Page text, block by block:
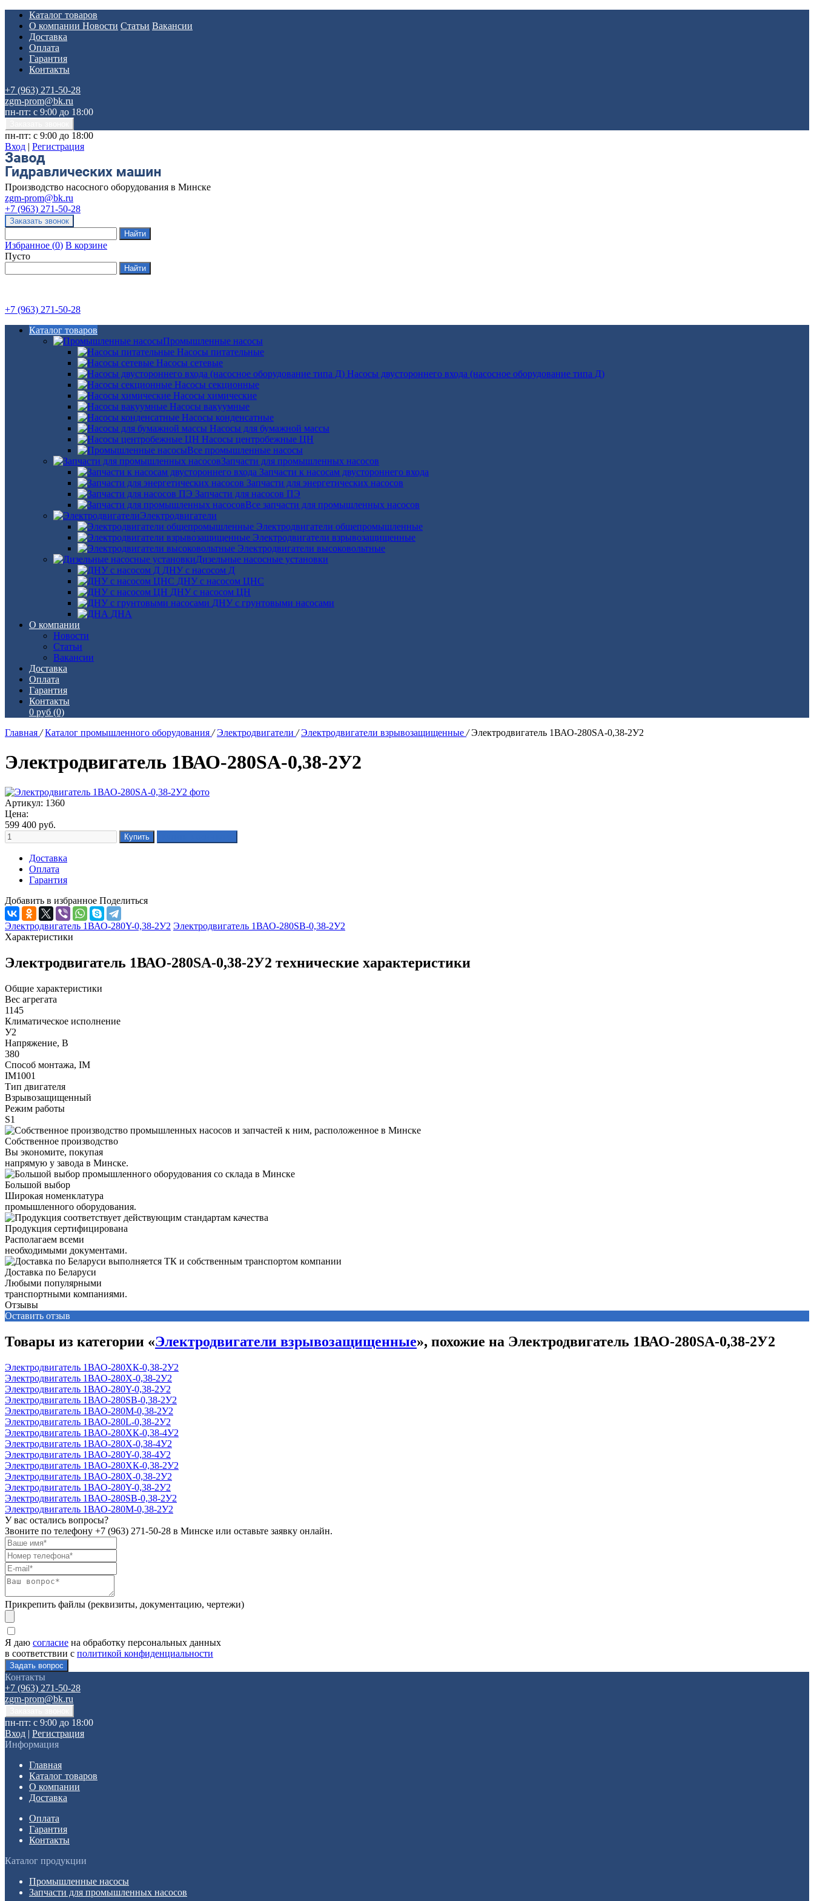
Каталог товаров
О компании Новости Статьи Вакансии
Доставка
Оплата
Гарантия
Контакты
+7 (963) 271-50-28
zgm-prom@bk.ru
пн-пт: с 9:00 до 18:00
пн-пт: с 9:00 до 18:00
Вход | Регистрация
Производство насосного оборудования в Минске
zgm-prom@bk.ru
+7 (963) 271-50-28
Избранное (0) В корзине
Пусто
+7 (963) 271-50-28
Каталог товаров
Промышленные насосы
Насосы питательные
Насосы сетевые
Насосы двустороннего входа (насосное оборудование типа Д)
Насосы секционные
Насосы химические
Насосы вакуумные
Насосы конденсатные
Насосы для бумажной массы
Насосы центробежные ЦН
Все промышленные насосы
Запчасти для промышленных насосов
Запчасти к насосам двустороннего входа
Запчасти для энергетических насосов
Запчасти для насосов ПЭ
Все запчасти для промышленных насосов
Электродвигатели
Электродвигатели общепромышленные
Электродвигатели взрывозащищенные
Электродвигатели высоковольтные
Дизельные насосные установки
ДНУ с насосом Д
ДНУ с насосом ЦНС
ДНУ с насосом ЦН
ДНУ с грунтовыми насосами
ДНА
О компании
Новости
Статьи
Вакансии
Доставка
Оплата
Гарантия
Контакты
0 руб (0)
Главная / Каталог промышленного оборудования / Электродвигатели / Электродвигатели взрывозащищенные / Электродвигатель 1ВАО-280SА-0,38-2У2
Электродвигатель 1ВАО-280SА-0,38-2У2
Артикул: 1360
Цена:
599 400 руб.
Доставка
Оплата
Гарантия
Добавить в избранное Поделиться
Электродвигатель 1ВАО-280Y-0,38-2У2 Электродвигатель 1ВАО-280SВ-0,38-2У2
Характеристики
Электродвигатель 1ВАО-280SА-0,38-2У2 технические характеристики
Общие характеристики
Вес агрегата
1145
Климатическое исполнение
У2
Напряжение, В
380
Способ монтажа, IM
IM1001
Тип двигателя
Взрывозащищенный
Режим работы
S1
Собственное производство
Вы экономите, покупая
напрямую у завода в Минске.
Большой выбор
Широкая номенклатура
промышленного оборудования.
Продукция сертифицирована
Располагаем всеми
необходимыми документами.
Доставка по Беларуси
Любыми популярными
транспортными компаниями.
Отзывы
Оставить отзыв
Товары из категории «Электродвигатели взрывозащищенные», похожие на Электродвигатель 1ВАО-280SА-0,38-2У2
Электродвигатель 1ВАО-280ХК-0,38-2У2
Электродвигатель 1ВАО-280Х-0,38-2У2
Электродвигатель 1ВАО-280Y-0,38-2У2
Электродвигатель 1ВАО-280SВ-0,38-2У2
Электродвигатель 1ВАО-280М-0,38-2У2
Электродвигатель 1ВАО-280L-0,38-2У2
Электродвигатель 1ВАО-280ХК-0,38-4У2
Электродвигатель 1ВАО-280Х-0,38-4У2
Электродвигатель 1ВАО-280Y-0,38-4У2
Электродвигатель 1ВАО-280ХК-0,38-2У2
Электродвигатель 1ВАО-280Х-0,38-2У2
Электродвигатель 1ВАО-280Y-0,38-2У2
Электродвигатель 1ВАО-280SВ-0,38-2У2
Электродвигатель 1ВАО-280М-0,38-2У2
У вас остались вопросы?
Звоните по телефону +7 (963) 271-50-28 в Минске или оставьте заявку онлайн.
Прикрепить файлы (реквизиты, документацию, чертежи)
Я даю согласие на обработку персональных данных
в соответствии с политикой конфиденциальности
Контакты
+7 (963) 271-50-28
zgm-prom@bk.ru
пн-пт: с 9:00 до 18:00
Вход | Регистрация
Информация
Главная
Каталог товаров
О компании
Доставка
Оплата
Гарантия
Контакты
Каталог продукции
Промышленные насосы
Запчасти для промышленных насосов